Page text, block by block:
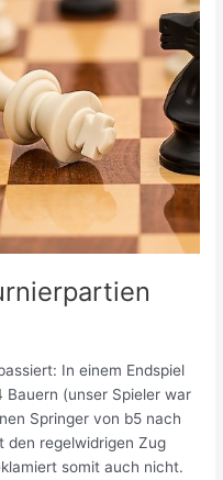
In einem Endspiel
Bauern (unser Spieler war
Springer von b5 nach
den regelwidrigen Zug
somit auch nicht.